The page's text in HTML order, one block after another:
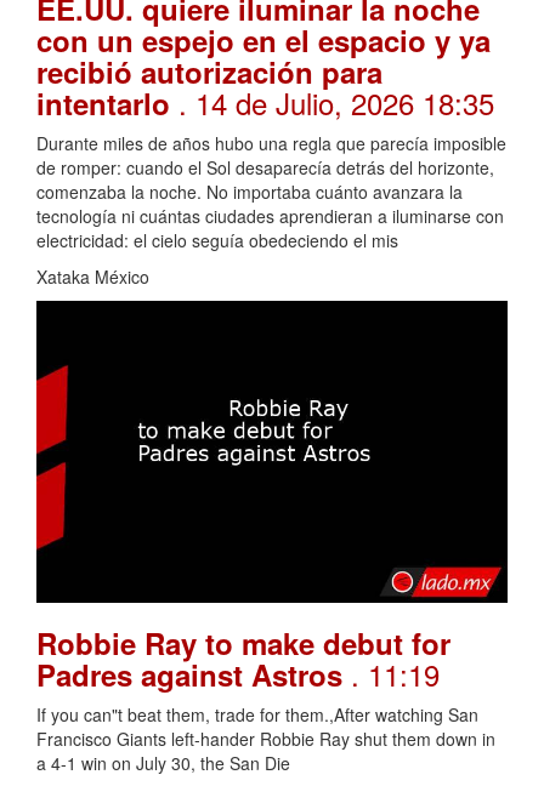
EE.UU. quiere iluminar la noche
con un espejo en el espacio y ya
recibió autorización para
intentarlo . 14 de Julio, 2026 18:35
Durante miles de años hubo una regla que parecía imposible
de romper: cuando el Sol desaparecía detrás del horizonte,
comenzaba la noche. No importaba cuánto avanzara la
tecnología ni cuántas ciudades aprendieran a iluminarse con
electricidad: el cielo seguía obedeciendo el mis
Xataka México
Robbie Ray to make debut for
Padres against Astros . 11:19
If you can"t beat them, trade for them.,After watching San
Francisco Giants left-hander Robbie Ray shut them down in
a 4-1 win on July 30, the San Die